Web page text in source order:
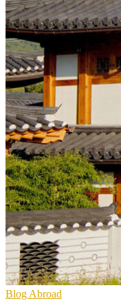
Blog Abroad